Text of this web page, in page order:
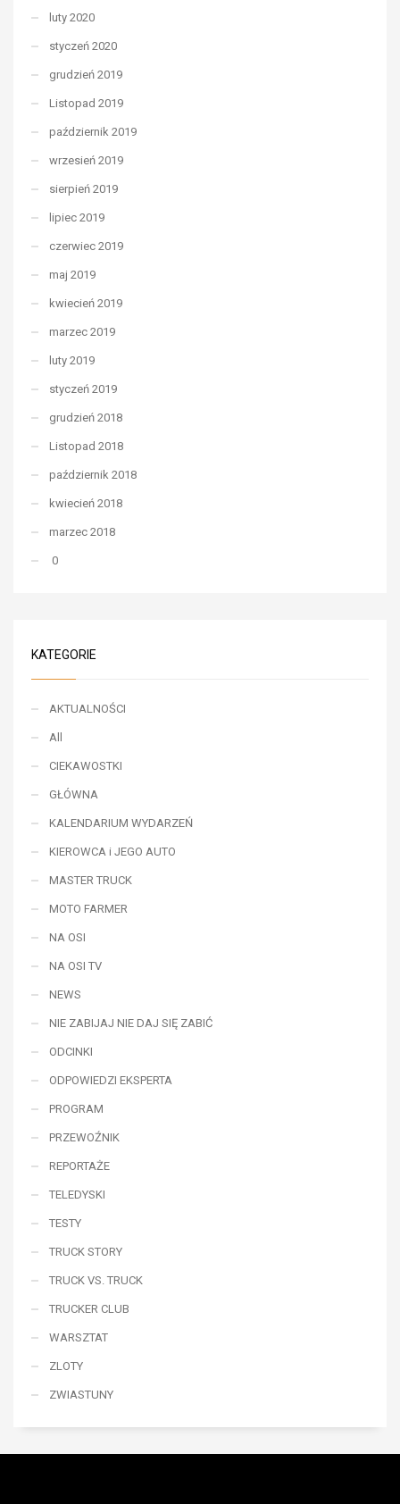
luty 2020
styczeń 2020
grudzień 2019
Listopad 2019
październik 2019
wrzesień 2019
sierpień 2019
lipiec 2019
czerwiec 2019
maj 2019
kwiecień 2019
marzec 2019
luty 2019
styczeń 2019
grudzień 2018
Listopad 2018
październik 2018
kwiecień 2018
marzec 2018
0
KATEGORIE
AKTUALNOŚCI
All
CIEKAWOSTKI
GŁÓWNA
KALENDARIUM WYDARZEŃ
KIEROWCA i JEGO AUTO
MASTER TRUCK
MOTO FARMER
NA OSI
NA OSI TV
NEWS
NIE ZABIJAJ NIE DAJ SIĘ ZABIĆ
ODCINKI
ODPOWIEDZI EKSPERTA
PROGRAM
PRZEWOŹNIK
REPORTAŻE
TELEDYSKI
TESTY
TRUCK STORY
TRUCK VS. TRUCK
TRUCKER CLUB
WARSZTAT
ZLOTY
ZWIASTUNY